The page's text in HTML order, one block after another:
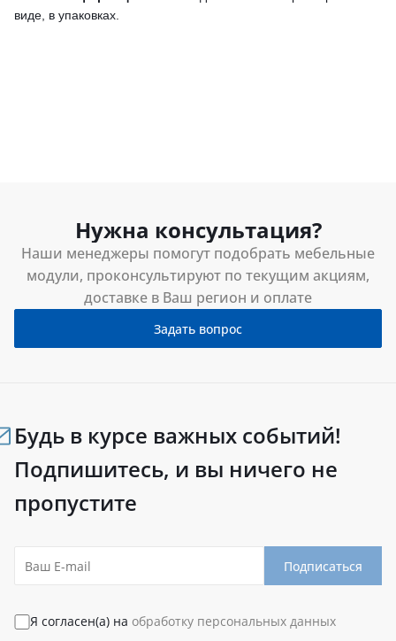
виде, в упаковках.
Нужна консультация?
Наши менеджеры помогут подобрать мебельные
модули, проконсультируют по текущим акциям,
доставке в Ваш регион и оплате
Задать вопрос
Будь в курсе важных событий!
Подпишитесь, и вы ничего не
пропустите
Подписаться
Я согласен(а) на обработку персональных данных